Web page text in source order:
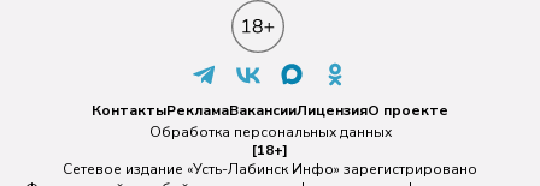
КонтактыРекламаВакансииЛицензияО проекте
Обработка персональных данных
[18+]
Сетевое издание «Усть-Лабинск Инфо» зарегистрировано